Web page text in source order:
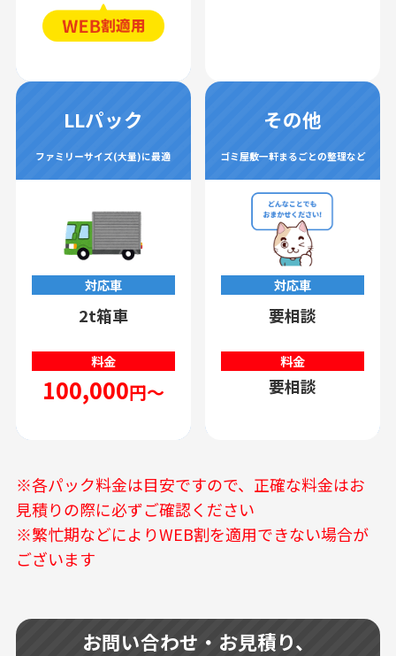
LLパック
ファミリーサイズ(大量)に最適
対応車
2t箱車
料金
100,000円～
その他
ゴミ屋敷一軒まるごとの整理など
対応車
要相談
料金
要相談
※各パック料金は目安ですので、正確な料金はお
見積りの際に必ずご確認ください
※繁忙期などによりWEB割を適用できない場合が
ございます
お問い合わせ・お見積り、